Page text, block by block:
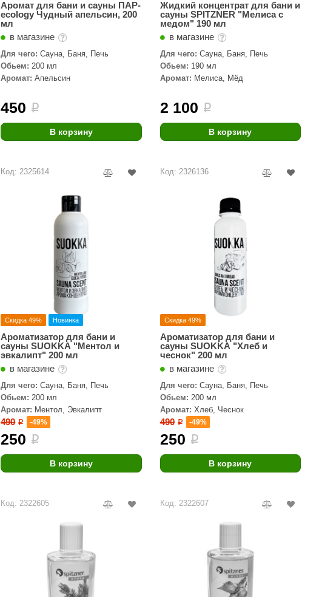
Feringer
Aromawolke
Nikkarien
Аромат для бани и сауны ПАР-
ecology Чудный апельсин, 200
мл
в магазине
Для чего: Сауна, Баня, Печь
Обьем: 200 мл
Аромат: Апельсин
450 i
В корзину
Жидкий концентрат для бани и
сауны SPITZNER "Мелиса с
медом" 190 мл
в магазине
Для чего: Сауна, Баня, Печь
Обьем: 190 мл
Аромат: Мелиса, Мёд
2 100 i
В корзину
Код: 2325614
Скидка 49% Новинка
Ароматизатор для бани и
сауны SUOKKA "Ментол и
эвкалипт" 200 мл
в магазине
Для чего: Сауна, Баня, Печь
Обьем: 200 мл
Аромат: Ментол, Эвкалипт
490 i -49%
250 i
В корзину
Код: 2326136
Скидка 49%
Ароматизатор для бани и
сауны SUOKKA "Хлеб и
чеснок" 200 мл
в магазине
Для чего: Сауна, Баня, Печь
Обьем: 200 мл
Аромат: Хлеб, Чеснок
490 i -49%
250 i
В корзину
Код: 2322605 Код: 2322607